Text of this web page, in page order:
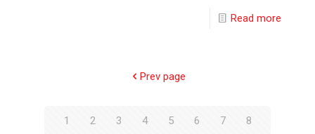
Read more
Prev page
1 2 3 4 5 6 7 8